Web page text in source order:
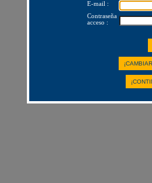
E-mail :
Contraseña
acceso :